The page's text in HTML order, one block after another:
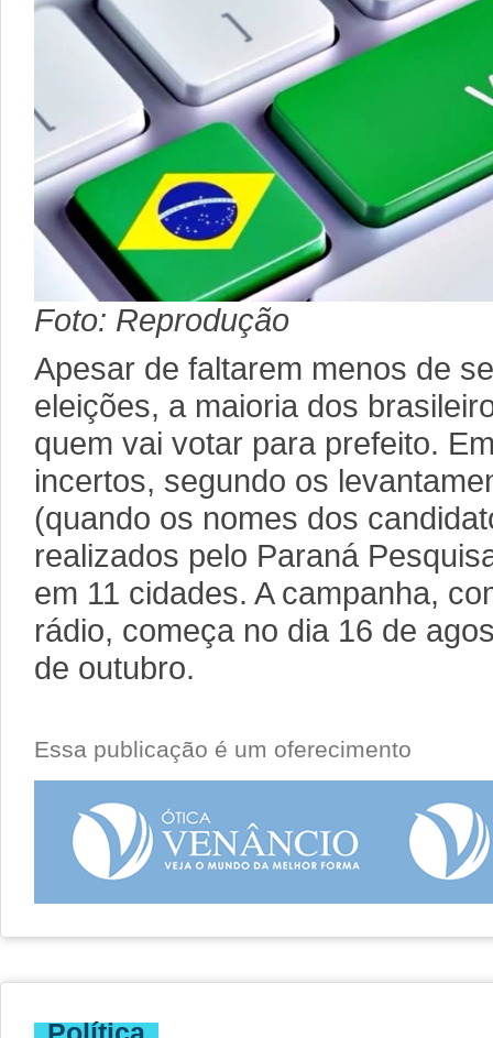
Foto: Reprodução
Apesar de faltarem menos de
eleições, a maioria dos
quem vai votar para prefeito.
incertos, segundo os
(quando os nomes dos
realizados pelo Paraná
em 11 cidades. A campanha,
rádio, começa no dia 16 de
de outubro.
Essa publicação é um oferecimento